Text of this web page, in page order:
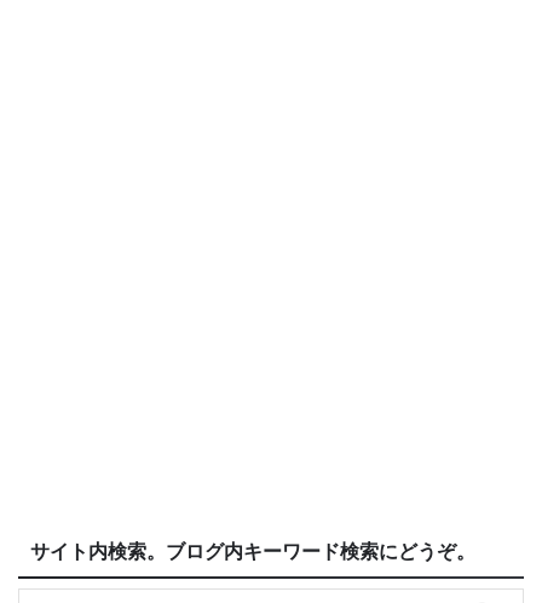
サイト内検索。ブログ内キーワード検索にどうぞ。